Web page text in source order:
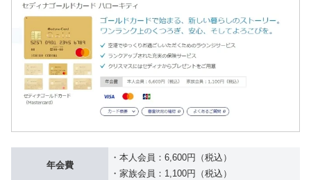
年会費
・本人会員：6,600円（税込）
・家族会員：1,100円（税込）